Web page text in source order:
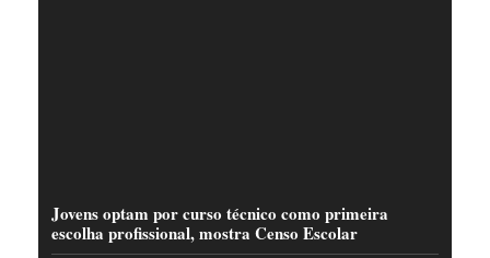
Jovens optam por curso técnico como primeira
escolha profissional, mostra Censo Escolar